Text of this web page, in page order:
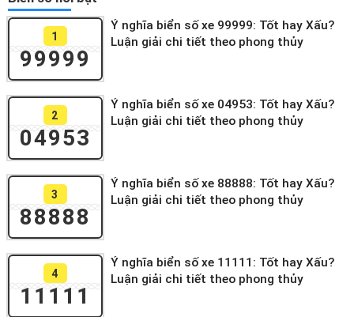
1
99999
Ý nghĩa biển số xe 99999: Tốt hay Xấu?
Luận giải chi tiết theo phong thủy
2
04953
Ý nghĩa biển số xe 04953: Tốt hay Xấu?
Luận giải chi tiết theo phong thủy
3
88888
Ý nghĩa biển số xe 88888: Tốt hay Xấu?
Luận giải chi tiết theo phong thủy
4
11111
Ý nghĩa biển số xe 11111: Tốt hay Xấu?
Luận giải chi tiết theo phong thủy